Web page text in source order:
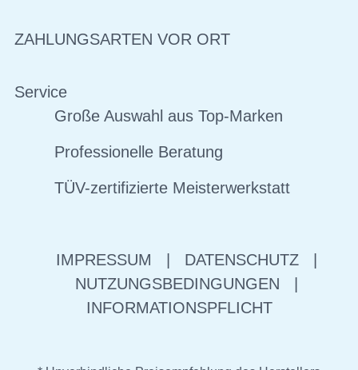
ZAHLUNGSARTEN VOR ORT
Service
Große Auswahl aus Top-Marken
Professionelle Beratung
TÜV-zertifizierte Meisterwerkstatt
IMPRESSUM DATENSCHUTZ
NUTZUNGSBEDINGUNGEN
INFORMATIONSPFLICHT